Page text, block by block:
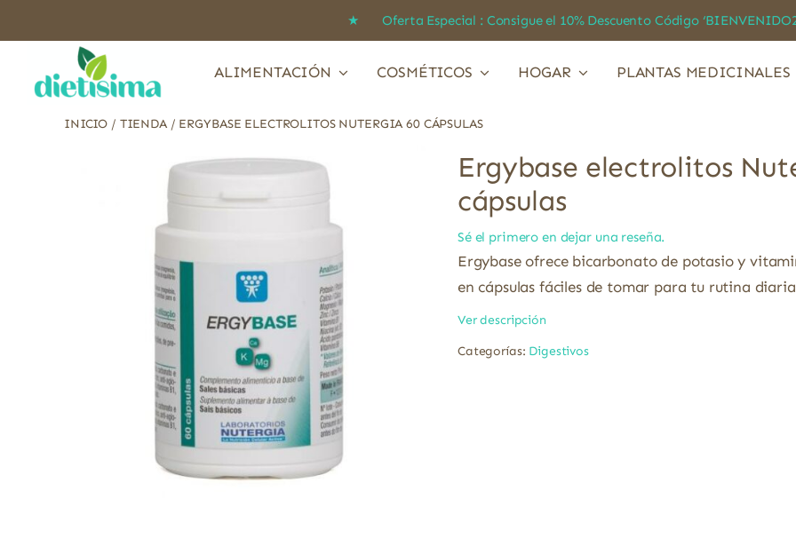
★ Oferta Especial : Consigue el 10% Descuento Código
ALIMENTACIÓN COSMÉTICOS HOGAR PLANTAS MEDICINALES
INICIO / TIENDA/ ERGYBASE ELECTROLITOS NUTERGIA 60 CÁPSULAS
Ergybase electrolitos
cápsulas
Sé el primero en dejar una reseña.
Ergybase ofrece bicarbonato de potasio y
en cápsulas fáciles de tomar para tu rutina
Ver descripción
Categorías: Digestivos